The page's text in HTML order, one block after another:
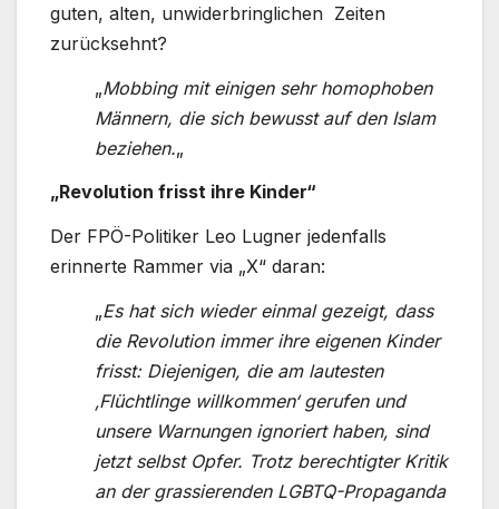
guten, alten, unwiderbringlichen Zeiten
zurücksehnt?
„Mobbing mit einigen sehr homophoben
Männern, die sich bewusst auf den Islam
beziehen.„
„Revolution frisst ihre Kinder“
Der FPÖ-Politiker Leo Lugner jedenfalls
erinnerte Rammer via „X“ daran:
„Es hat sich wieder einmal gezeigt, dass
die Revolution immer ihre eigenen Kinder
frisst: Diejenigen, die am lautesten
‚Flüchtlinge willkommen‘ gerufen und
unsere Warnungen ignoriert haben, sind
jetzt selbst Opfer. Trotz berechtigter Kritik
an der grassierenden LGBTQ-Propaganda